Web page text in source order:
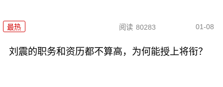
最热 阅读 80283 01-08
刘震的职务和资历都不算高，为何能授上将衔？